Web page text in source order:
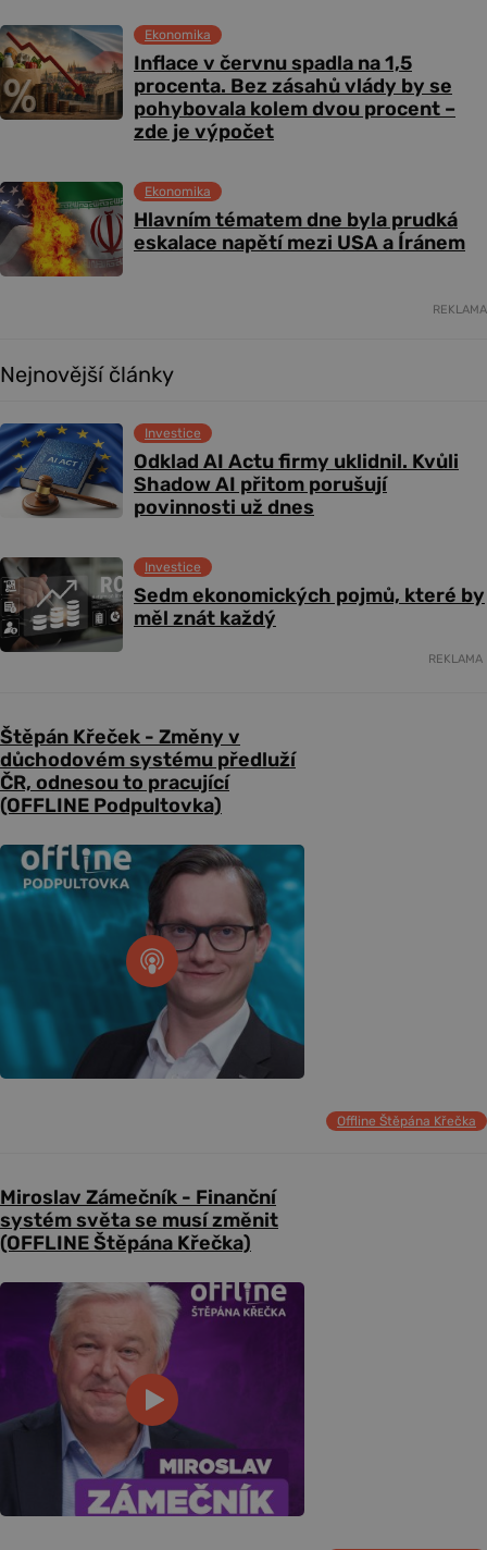
Inflace v červnu spadla na 1,5
procenta. Bez zásahů vlády by se
pohybovala kolem dvou procent –
zde je výpočet
Ekonomika
Hlavním tématem dne byla prudká
eskalace napětí mezi USA a Íránem
Ekonomika
REKLAMA
Nejnovější články
Odklad AI Actu firmy uklidnil. Kvůli
Shadow AI přitom porušují
povinnosti už dnes
Investice
Sedm ekonomických pojmů, které by
měl znát každý
Investice
REKLAMA
Štěpán Křeček - Změny v
důchodovém systému předluží
ČR, odnesou to pracující
(OFFLINE Podpultovka)
Offline Štěpána Křečka
Miroslav Zámečník - Finanční
systém světa se musí změnit
(OFFLINE Štěpána Křečka)